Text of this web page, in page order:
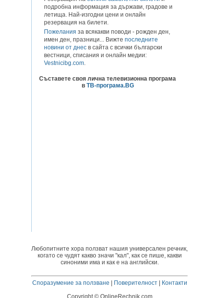
подробна информация за държави, градове и
летища. Най-изгодни цени и онлайн
резервация на билети.
Пожелания за всякакви поводи - рожден ден,
имен ден, празници... Вижте последните
новини от днес в сайта с всички български
вестници, списания и онлайн медии:
Vestnicibg.com.
Съставете своя лична телевизионна програма
в ТВ-програма.BG
Любопитните хора ползват нашия универсален речник,
когато се чудят какво значи "кал", как се пише, какви
синоними има и как е на английски.
Споразумение за ползване Поверителност|
Контакти